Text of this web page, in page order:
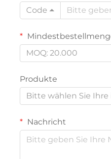
Code
MOQ: 20.000
Produkte
Bitte wählen Sie
Nachricht